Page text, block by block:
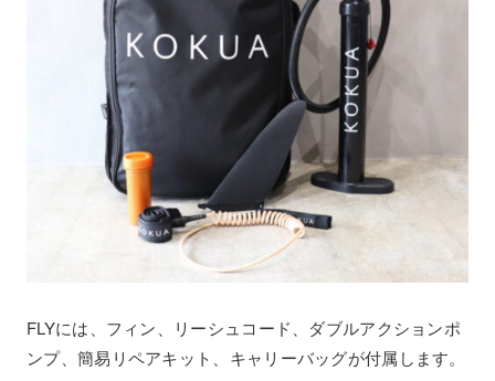
FLYには、フィン、リーシュコード、ダブルアクションポ
ンプ、簡易リペアキット、キャリーバッグが付属します。